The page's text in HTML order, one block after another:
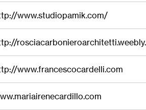
www.studiopamik.com/
www.francescocardelli.com